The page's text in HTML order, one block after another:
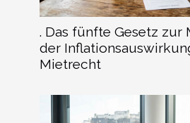
. Das fünfte Gesetz zur
der
Mietrecht